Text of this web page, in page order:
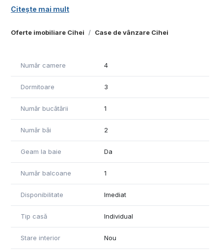
Oferte imobiliare Cihei Case de vânzare Cihei
- 3 dormitoare
- living cu bucǎtǎrie open-space
Suprafețe:
- Suprafață teren: 500 mp.
Proprietatea beneficiază de front stradal de 25 ml.
Pret: 99.800 Euro Negociabil
Telefon: 0371 780 037
Citește mai mult
Număr camere 4
Dormitoare 3
Număr bucătării 1
Număr băi 2
Geam la baie Da
Număr balcoane 1
Disponibilitate Imediat
Tip casă Individual
Stare interior Nou